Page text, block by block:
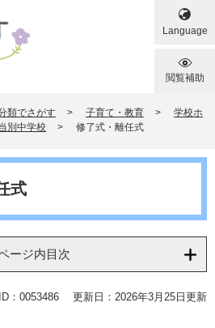
Language
閲覧補助
類でさがす > 子育て・教育 >
学校ホ
別中学校 > 修了式・離任式
式
ージ内目次
：0053486 更新日：2026年3月25日更新